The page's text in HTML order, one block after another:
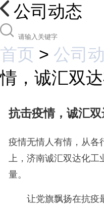
公司动态
首页 > 公司
情，诚汇双
抗击疫情，诚汇
疫情无情人有情，从各
上，济南诚汇双达化
量。
让党旗飘扬在抗疫